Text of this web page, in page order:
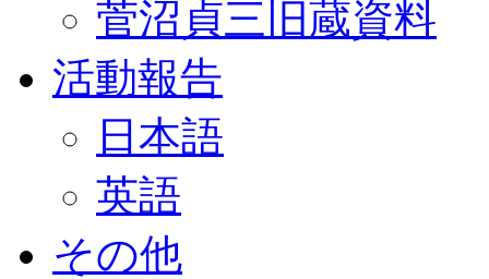
菅沼貞三旧蔵資料
活動報告
日本語
英語
その他